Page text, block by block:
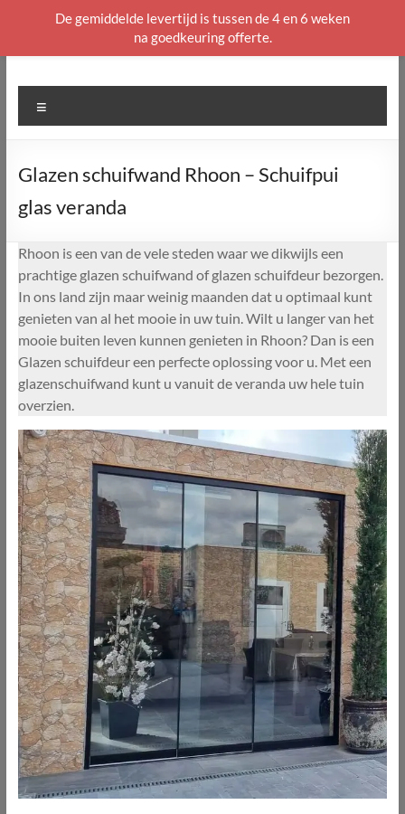
naar
Glazen schuifwand Rhoon – Schuifpui
glas veranda
Rhoon is een van de vele steden waar we dikwijls een
prachtige glazen schuifwand of glazen schuifdeur bezorgen.
In ons land zijn maar weinig maanden dat u optimaal kunt
genieten van al het mooie in uw tuin. Wilt u langer van het
mooie buiten leven kunnen genieten in Rhoon? Dan is een
Glazen schuifdeur een perfecte oplossing voor u. Met een
glazenschuifwand kunt u vanuit de veranda uw hele tuin
overzien.
De gemiddelde levertijd is tussen de 4 en 6 weken
na goedkeuring offerte.